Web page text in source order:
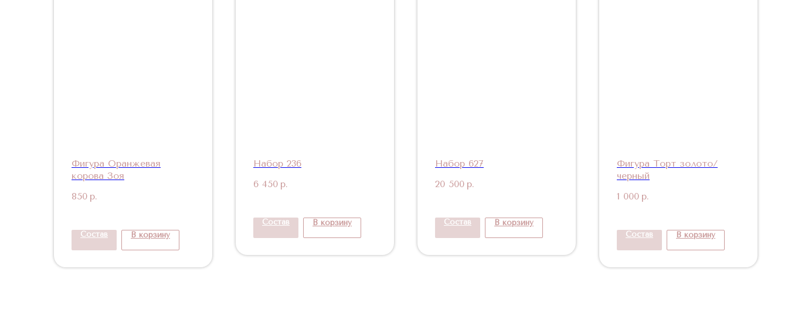
Фигура Оранжевая
корова Зоя
850 р.
Состав В корзину
Набор 236
6 450 р.
Состав В корзину
Набор 627
20 500 р.
Состав В корзину
Фигура Торт золото/
черный
1 000 р.
Состав В корзину